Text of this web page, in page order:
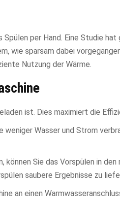
per Hand. Eine Studie hat
wie sparsam dabei
Nutzung der Wärme.
ist. Dies maximiert die
Wasser und Strom
Sie das Vorspülen in den
saubere Ergebnisse zu
an einen